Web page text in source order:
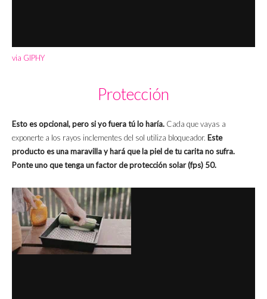
via GIPHY
Protección
Esto es opcional, pero si yo fuera tú lo haría. Cada que vayas a
exponerte a los rayos inclementes del sol utiliza bloqueador. Este
producto es una maravilla y hará que la piel de tu carita no sufra.
Ponte uno que tenga un factor de protección solar (fps) 50.